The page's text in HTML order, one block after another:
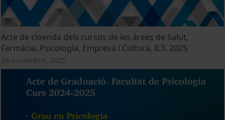
Acte de cloenda dels cursos de les àrees de Salut,
Farmàcia, Psicologia, Empresa i Cultura. IL3. 2025
26 novembre, 2025